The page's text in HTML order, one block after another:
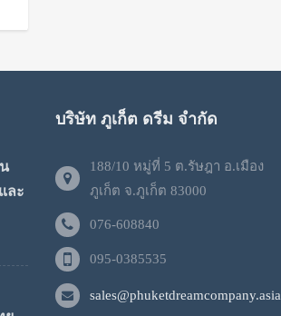
ละ
บริษัท ภูเก็ต ดรีม จำกัด
188/10 หมู่ที่ 5 ต.รัษฎา อ.เมือง
ภูเก็ต จ.ภูเก็ต 83000
076-608840
095-0385535
sales@phuketdreamcompany.asia